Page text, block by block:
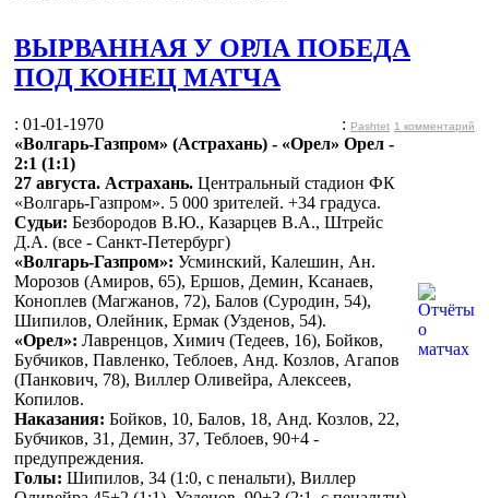
ВЫРВАННАЯ У ОРЛА ПОБЕДА
ПОД КОНЕЦ МАТЧА
: 01-01-1970 : Pashtet 1 комментарий
«Волгарь-Газпром» (Астрахань) - «Орел» Орел -
2:1 (1:1)
27 августа. Астрахань. Центральный стадион ФК
«Волгарь-Газпром». 5 000 зрителей. +34 градуса.
Судьи: Безбородов В.Ю., Казарцев В.А., Штрейс
Д.А. (все - Санкт-Петербург)
«Волгарь-Газпром»: Усминский, Калешин, Ан.
Морозов (Амиров, 65), Ершов, Демин, Ксанаев,
Коноплев (Магжанов, 72), Балов (Суродин, 54),
Шипилов, Олейник, Ермак (Узденов, 54).
«Орел»: Лавренцов, Химич (Тедеев, 16), Бойков,
Бубчиков, Павленко, Теблоев, Анд. Козлов, Агапов
(Панкович, 78), Виллер Оливейра, Алексеев,
Копилов.
Наказания: Бойков, 10, Балов, 18, Анд. Козлов, 22,
Бубчиков, 31, Демин, 37, Теблоев, 90+4 -
предупреждения.
Голы: Шипилов, 34 (1:0, с пенальти), Виллер